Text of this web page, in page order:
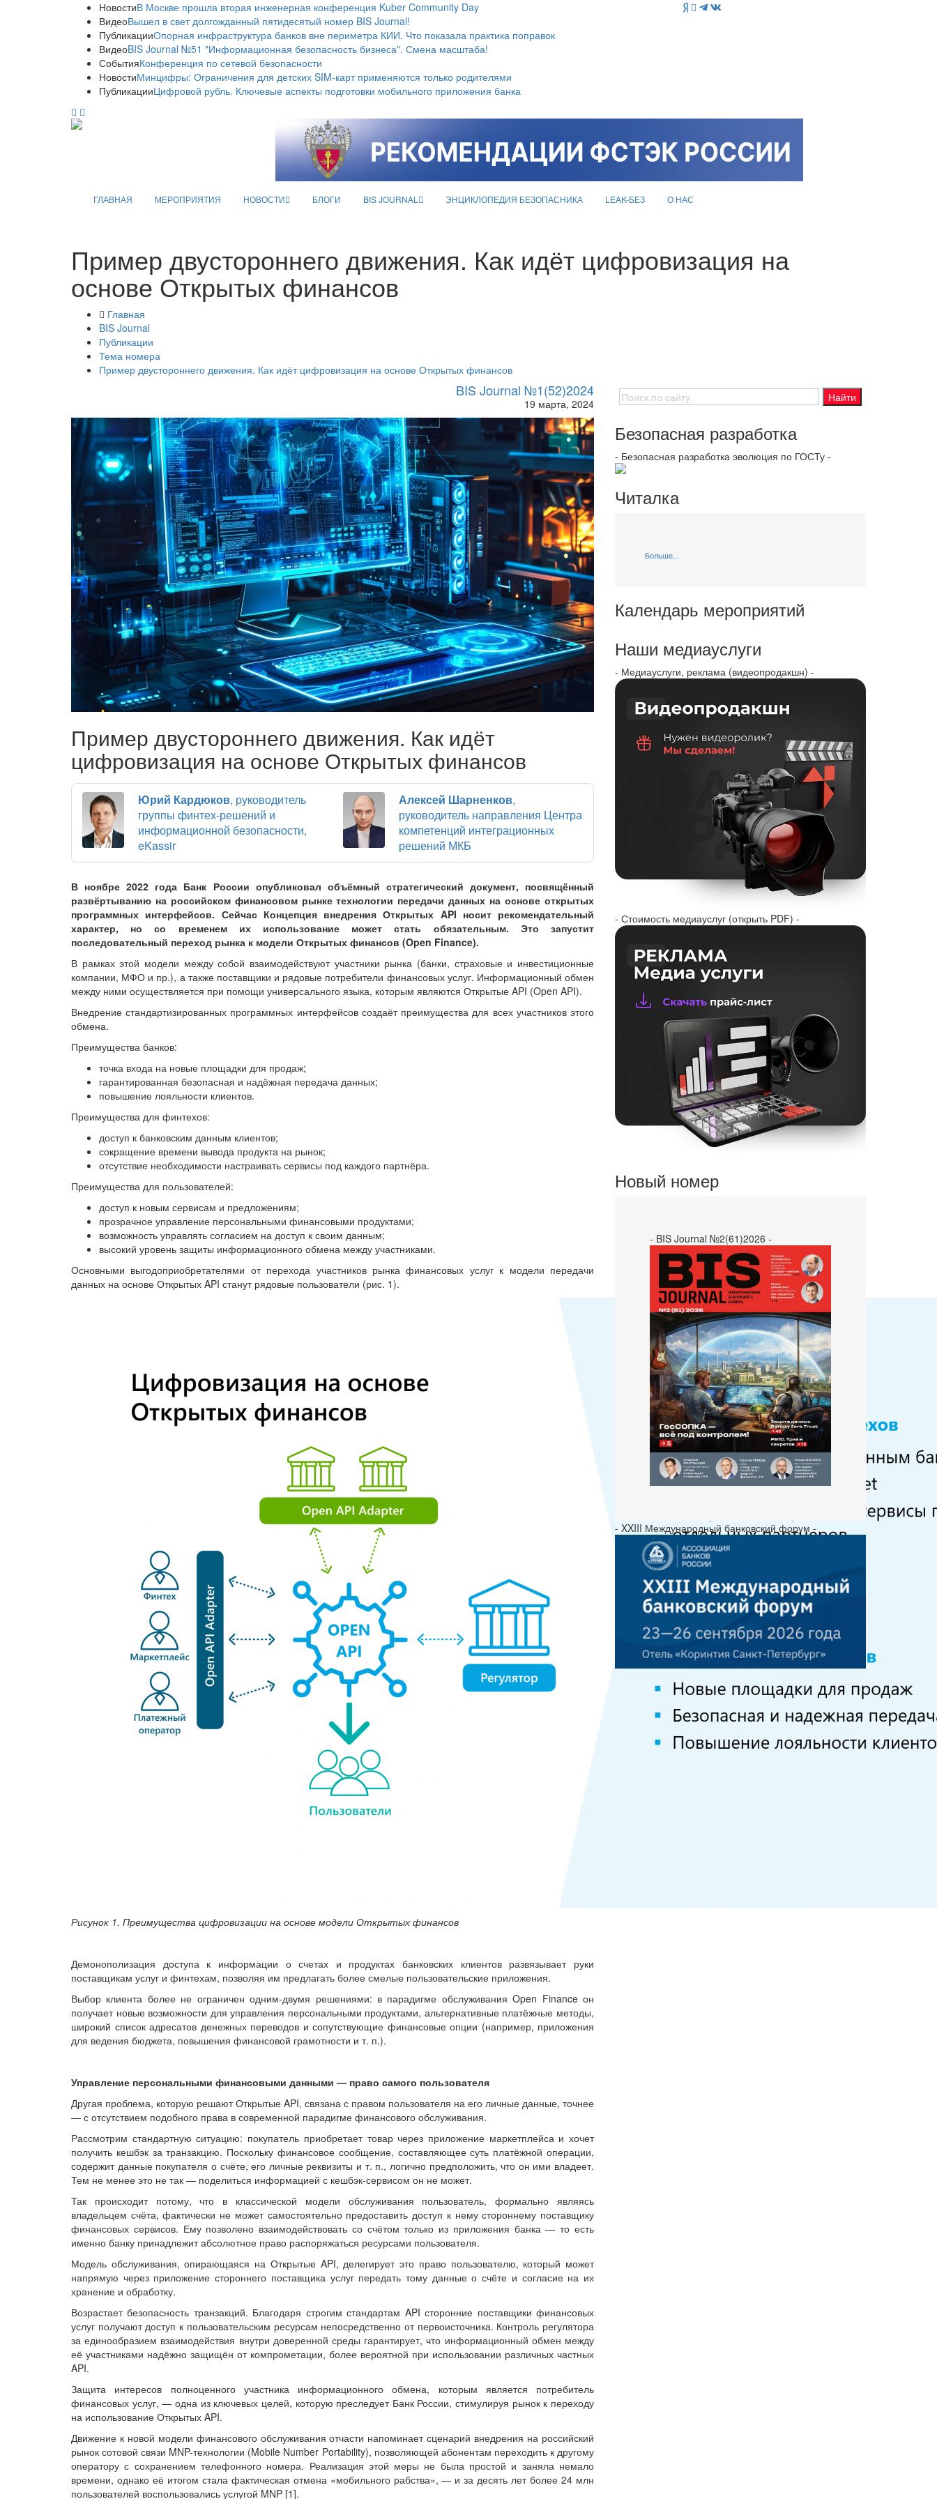
НовостиВ Москве прошла вторая инженерная конференция Kuber Community Day
ВидеоВышел в свет долгожданный пятидесятый номер BIS Journal!
ПубликацииОпорная инфраструктура банков вне периметра КИИ. Что показала практика поправок
ВидеоBIS Journal №51 "Информационная безопасность бизнеса". Смена масштаба!
СобытияКонференция по сетевой безопасности
НовостиМинцифры: Ограничения для детских SIM-карт применяются только родителями
ПубликацииЦифровой рубль. Ключевые аспекты подготовки мобильного приложения банка
ГЛАВНАЯ МЕРОПРИЯТИЯ НОВОСТИ БЛОГИ BIS JOURNAL ЭНЦИКЛОПЕДИЯ БЕЗОПАСНИКА LEAK-БЕЗ О НАС
Пример двустороннего движения. Как идёт цифровизация на
основе Открытых финансов
Главная
BIS Journal
Публикации
Тема номера
Пример двустороннего движения. Как идёт цифровизация на основе Открытых финансов
BIS Journal №1(52)2024
19 марта, 2024
Пример двустороннего движения. Как идёт
цифровизация на основе Открытых финансов
Юрий Кардюков, руководитель
группы финтех-решений и
информационной безопасности,
eKassir
Алексей Шарненков,
руководитель направления Центра
компетенций интеграционных
решений МКБ
В ноябре 2022 года Банк России опубликовал объёмный стратегический документ, посвящённый
развёртыванию на российском финансовом рынке технологии передачи данных на основе открытых
программных интерфейсов. Сейчас Концепция внедрения Открытых API носит рекомендательный
характер, но со временем их использование может стать обязательным. Это запустит
последовательный переход рынка к модели Открытых финансов (Open Finance).
В рамках этой модели между собой взаимодействуют участники рынка (банки, страховые и инвестиционные
компании, МФО и пр.), а также поставщики и рядовые потребители финансовых услуг. Информационный обмен
между ними осуществляется при помощи универсального языка, которым являются Открытые API (Open API).
Внедрение стандартизированных программных интерфейсов создаёт преимущества для всех участников этого
обмена.
Преимущества банков:
точка входа на новые площадки для продаж;
гарантированная безопасная и надёжная передача данных;
повышение лояльности клиентов.
Преимущества для финтехов:
доступ к банковским данным клиентов;
сокращение времени вывода продукта на рынок;
отсутствие необходимости настраивать сервисы под каждого партнёра.
Преимущества для пользователей:
доступ к новым сервисам и предложениям;
прозрачное управление персональными финансовыми продуктами;
возможность управлять согласием на доступ к своим данным;
высокий уровень защиты информационного обмена между участниками.
Основными выгодоприобретателями от перехода участников рынка финансовых услуг к модели передачи
данных на основе Открытых API станут рядовые пользователи (рис. 1).
Рисунок 1. Преимущества цифровизации на основе модели Открытых финансов
Демонополизация доступа к информации о счетах и продуктах банковских клиентов развязывает руки
поставщикам услуг и финтехам, позволяя им предлагать более смелые пользовательские приложения.
Выбор клиента более не ограничен одним-двумя решениями: в парадигме обслуживания Open Finance он
получает новые возможности для управления персональными продуктами, альтернативные платёжные методы,
широкий список адресатов денежных переводов и сопутствующие финансовые опции (например, приложения
для ведения бюджета, повышения финансовой грамотности и т. п.).
Управление персональными финансовыми данными — право самого пользователя
Другая проблема, которую решают Открытые API, связана с правом пользователя на его личные данные, точнее
— с отсутствием подобного права в современной парадигме финансового обслуживания.
Рассмотрим стандартную ситуацию: покупатель приобретает товар через приложение маркетплейса и хочет
получить кешбэк за транзакцию. Поскольку финансовое сообщение, составляющее суть платёжной операции,
содержит данные покупателя о счёте, его личные реквизиты и т. п., логично предположить, что он ими владеет.
Тем не менее это не так — поделиться информацией с кешбэк-сервисом он не может.
Так происходит потому, что в классической модели обслуживания пользователь, формально являясь
владельцем счёта, фактически не может самостоятельно предоставить доступ к нему стороннему поставщику
финансовых сервисов. Ему позволено взаимодействовать со счётом только из приложения банка — то есть
именно банку принадлежит абсолютное право распоряжаться ресурсами пользователя.
Модель обслуживания, опирающаяся на Открытые API, делегирует это право пользователю, который может
напрямую через приложение стороннего поставщика услуг передать тому данные о счёте и согласие на их
хранение и обработку.
Возрастает безопасность транзакций. Благодаря строгим стандартам API сторонние поставщики финансовых
услуг получают доступ к пользовательским ресурсам непосредственно от первоисточника. Контроль регулятора
за единообразием взаимодействия внутри доверенной среды гарантирует, что информационный обмен между
её участниками надёжно защищён от компрометации, более вероятной при использовании различных частных
API.
Защита интересов полноценного участника информационного обмена, которым является потребитель
финансовых услуг, — одна из ключевых целей, которую преследует Банк России, стимулируя рынок к переходу
на использование Открытых API.
Движение к новой модели финансового обслуживания отчасти напоминает сценарий внедрения на российский
рынок сотовой связи MNP-технологии (Mobile Number Portability), позволяющей абонентам переходить к другому
оператору с сохранением телефонного номера. Реализация этой меры не была простой и заняла немало
времени, однако её итогом стала фактическая отмена «мобильного рабства», — и за десять лет более 24 млн
пользователей воспользовались услугой MNP [1].
Безопасная разработка
- Безопасная разработка эволюция по ГОСТу -
Читалка
Больше...
Календарь мероприятий
Наши медиауслуги
- Медиауслуги, реклама (видеопродакшн) -
- Стоимость медиауслуг (открыть PDF) -
Новый номер
- BIS Journal №2(61)2026 -
- XXIII Международный банковский форум -